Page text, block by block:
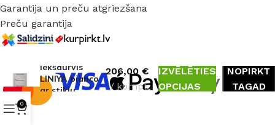
Garantija un preču atgriezšana
Preču garantija
Iekšdurvis
LINIYA bianco
ar stiklu
206,00 €
kompl.
IZVĒLĒTIES
OPCIJAS
NOPIRKT
TAGAD
0